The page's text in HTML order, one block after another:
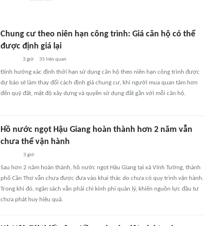
Chung cư theo niên hạn công trình: Giá căn hộ có thể
được định giá lại
3 giờ 35 liên quan
Định hướng xác định thời hạn sử dụng căn hộ theo niên hạn công trình được
dự báo sẽ làm thay đổi cách định giá chung cư, khi người mua quan tâm hơn
đến quỹ đất, mật độ xây dựng và quyền sử dụng đất gắn với mỗi căn hộ.
Hồ nước ngọt Hậu Giang hoàn thành hơn 2 năm vẫn
chưa thể vận hành
3 giờ
Sau hơn 2 năm hoàn thành, hồ nước ngọt Hậu Giang tại xã Vĩnh Tường, thành
phố Cần Thơ vẫn chưa được đưa vào khai thác do chưa có quy trình vận hành.
Trong khi đó, ngân sách vẫn phải chi kinh phí quản lý, khiến nguồn lực đầu tư
chưa phát huy hiệu quả.